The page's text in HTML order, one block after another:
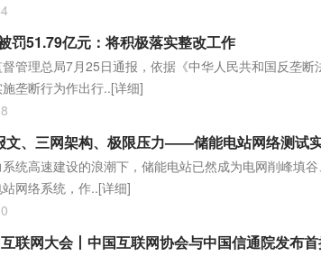
罚51.79亿元：将积极落实整改工作
管理总局7月25日通报，依据《中华人民共和国反垄
垄断行为作出行..[详细]
文、三网架构、极限压力——储能电站网络测试
统高速建设的浪潮下，储能电站已然成为电网削峰填
网络系统，作..[详细]
联网大会丨中国互联网协会与中国信通院发布